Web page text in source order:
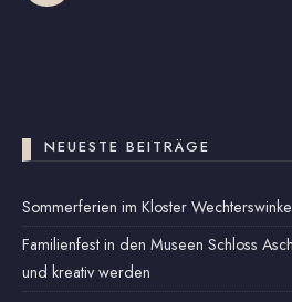
NEUESTE BEITRÄGE
Sommerferien im Kloster
Familienfest in den Museen Schloss
und kreativ werden